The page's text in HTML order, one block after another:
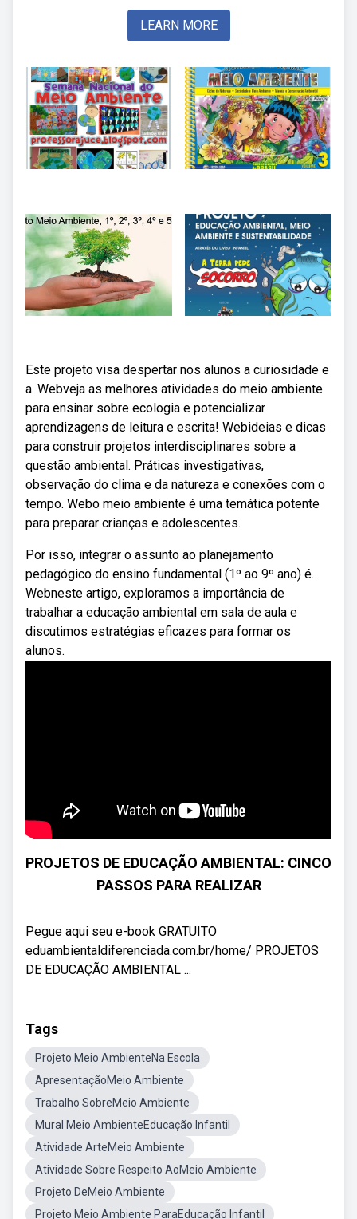
LEARN MORE
Este projeto visa despertar nos alunos a curiosidade e
a. Webveja as melhores atividades do meio ambiente
para ensinar sobre ecologia e potencializar
aprendizagens de leitura e escrita! Webideias e dicas
para construir projetos interdisciplinares sobre a
questão ambiental. Práticas investigativas,
observação do clima e da natureza e conexões com o
tempo. Webo meio ambiente é uma temática potente
para preparar crianças e adolescentes.
Por isso, integrar o assunto ao planejamento
pedagógico do ensino fundamental (1º ao 9º ano) é.
Webneste artigo, exploramos a importância de
trabalhar a educação ambiental em sala de aula e
discutimos estratégias eficazes para formar os
alunos.
PROJETOS DE EDUCAÇÃO AMBIENTAL: CINCO
PASSOS PARA REALIZAR
Pegue aqui seu e-book GRATUITO
eduambientaldiferenciada.com.br/home/ PROJETOS
DE EDUCAÇÃO AMBIENTAL ...
Tags
Projeto Meio AmbienteNa Escola
ApresentaçãoMeio Ambiente
Trabalho SobreMeio Ambiente
Mural Meio AmbienteEducação Infantil
Atividade ArteMeio Ambiente
Atividade Sobre Respeito AoMeio Ambiente
Projeto DeMeio Ambiente
Projeto Meio Ambiente ParaEducação Infantil